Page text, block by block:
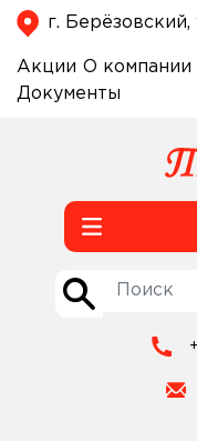
г. Берёзовский,
Акции О компании
Документы